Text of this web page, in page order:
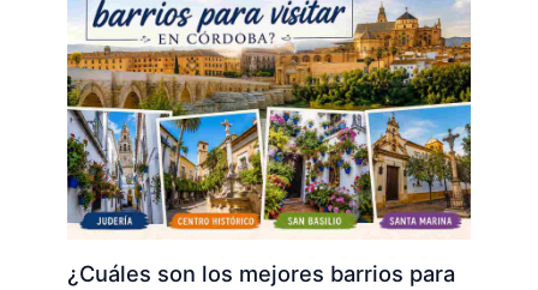
¿Cuáles son los mejores barrios para